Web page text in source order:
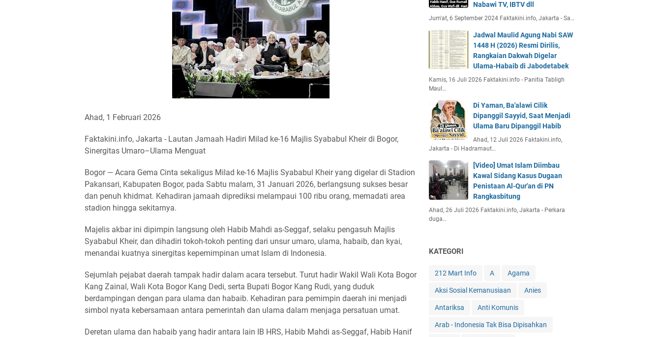
Ahad, 1 Februari 2026
Faktakini.info, Jakarta - Lautan Jamaah Hadiri Milad ke-16 Majlis Syababul Kheir di Bogor,
Sinergitas Umaro–Ulama Menguat
Bogor — Acara Gema Cinta sekaligus Milad ke-16 Majlis Syababul Kheir yang digelar di Stadion
Pakansari, Kabupaten Bogor, pada Sabtu malam, 31 Januari 2026, berlangsung sukses besar
dan penuh khidmat. Kehadiran jamaah diprediksi melampaui 100 ribu orang, memadati area
stadion hingga sekitarnya.
Majelis akbar ini dipimpin langsung oleh Habib Mahdi as-Seggaf, selaku pengasuh Majlis
Syababul Kheir, dan dihadiri tokoh-tokoh penting dari unsur umaro, ulama, habaib, dan kyai,
menandai kuatnya sinergitas kepemimpinan umat Islam di Indonesia.
Sejumlah pejabat daerah tampak hadir dalam acara tersebut. Turut hadir Wakil Wali Kota Bogor
Kang Zainal, Wali Kota Bogor Kang Dedi, serta Bupati Bogor Kang Rudi, yang duduk
berdampingan dengan para ulama dan habaib. Kehadiran para pemimpin daerah ini menjadi
simbol nyata kebersamaan antara pemerintah dan ulama dalam menjaga persatuan umat.
Deretan ulama dan habaib yang hadir antara lain IB HRS, Habib Mahdi as-Seggaf, Habib Hanif
Nabawi TV, IBTV dll
Jum'at, 6 September 2024 Faktakini.info, Jakarta - Sa…
Jadwal Maulid Agung Nabi SAW
1448 H (2026) Resmi Dirilis,
Rangkaian Dakwah Digelar
Ulama-Habaib di Jabodetabek
Kamis, 16 Juli 2026 Faktakini.info - Panitia Tabligh
Maul…
Di Yaman, Ba'alawi Cilik
Dipanggil Sayyid, Saat Menjadi
Ulama Baru Dipanggil Habib
Ahad, 12 Juli 2026 Faktakini.info,
Jakarta - Di Hadramaut…
[Video] Umat Islam Diimbau
Kawal Sidang Kasus Dugaan
Penistaan Al-Qur'an di PN
Rangkasbitung
Ahad, 26 Juli 2026 Faktakini.info, Jakarta - Perkara
duga…
KATEGORI
212 Mart Info A Agama
Aksi Sosial Kemanusiaan Anies
Antariksa Anti Komunis
Arab - Indonesia Tak Bisa Dipisahkan